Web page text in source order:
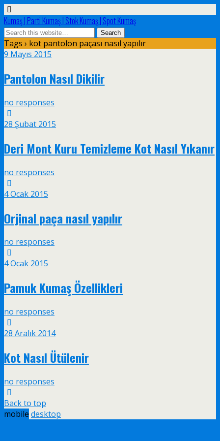
Kumaş | Parti Kumaş | Stok Kumaş | Spot Kumaş
Tags › kot pantolon paçası nasıl yapılır
9 Mayıs 2015
Pantolon Nasıl Dikilir
no responses
28 Şubat 2015
Deri Mont Kuru Temizleme Kot Nasıl Yıkanır
no responses
4 Ocak 2015
Orjinal paça nasıl yapılır
no responses
4 Ocak 2015
Pamuk Kumaş Özellikleri
no responses
28 Aralık 2014
Kot Nasıl Ütülenir
no responses
Back to top
mobile desktop